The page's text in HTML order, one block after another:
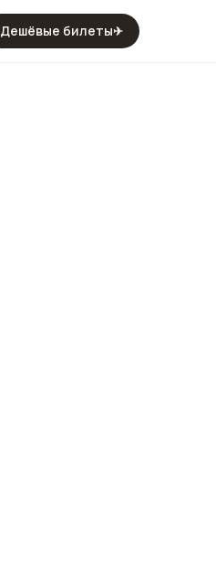
Дешёвые билеты✈